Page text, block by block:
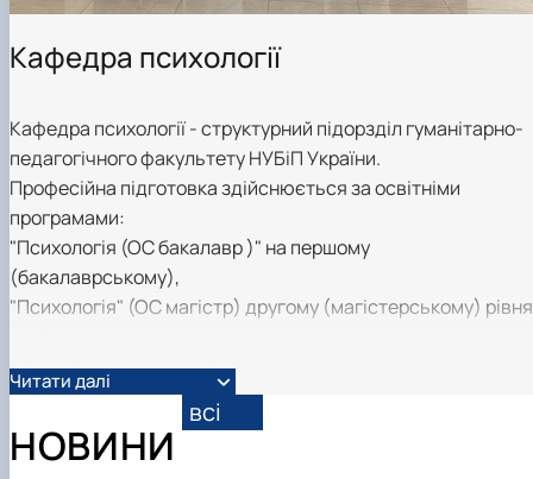
Кафедра психології
Кафедра психології - структурний підорзділ гуманітарно-
педагогічного факультету НУБіП України.
Професійна підготовка здійснюється за освітніми
програмами:
"Психологія (ОС бакалавр )" на першому
(бакалаврському),
"Психологія" (ОС магістр) другому (магістерському)
за освітньо-науковою програмою "Психологія" (PhD) на
третьому (освітньо-ннауковому рівні).
Читати далі
НОВИНИ
всі